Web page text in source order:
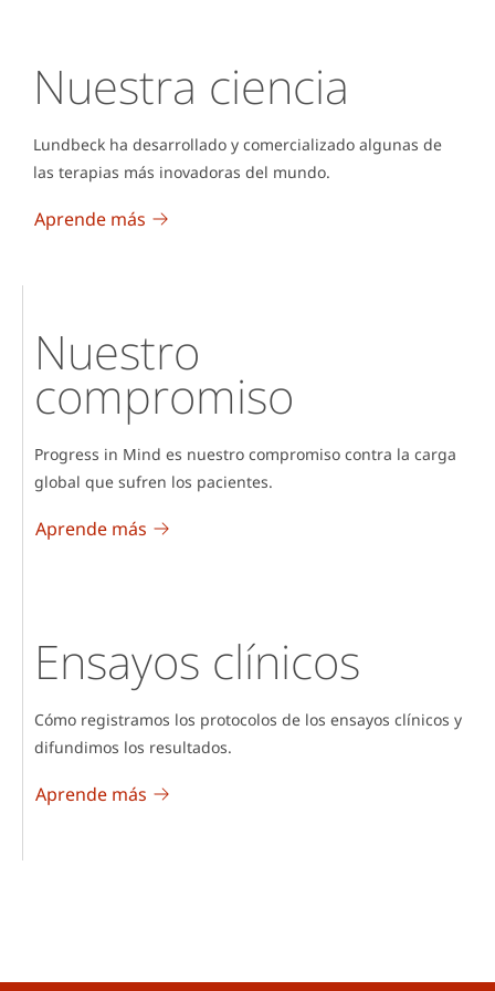
Nuestra ciencia
Lundbeck ha desarrollado y comercializado algunas de
las terapias más inovadoras del mundo.
Aprende más
Nuestro
compromiso
Progress in Mind es nuestro compromiso contra la carga
global que sufren los pacientes.
Aprende más
Ensayos clínicos
Cómo registramos los protocolos de los ensayos clínicos y
difundimos los resultados.
Aprende más